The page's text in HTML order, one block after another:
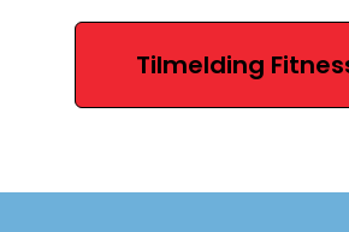
Tilmelding